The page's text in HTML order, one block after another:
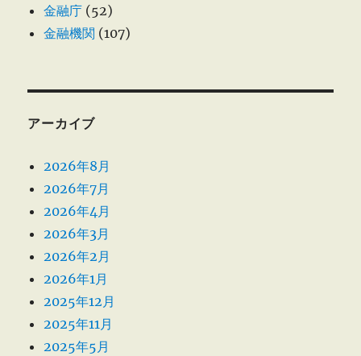
金融庁 (52)
金融機関 (107)
アーカイブ
2026年8月
2026年7月
2026年4月
2026年3月
2026年2月
2026年1月
2025年12月
2025年11月
2025年5月